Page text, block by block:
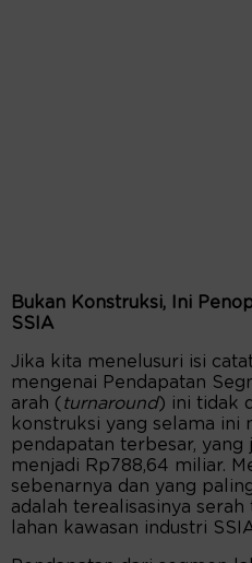
Bukan Konstruksi, Ini
SSIA
Jika kita menelusuri isi
mengenai Pendapatan
arah ( turnaround) ini tidak
konstruksi yang selama ini
pendapatan terbesar, yang
menjadi Rp788,64 miliar.
sebenarnya dan yang
adalah terealisasinya
lahan kawasan industri